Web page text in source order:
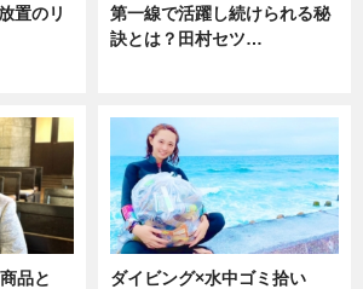
置のリ
第一線で活躍し続けられる秘
訣とは？田村セツ…
品と
ダイビング×水中ゴミ拾い